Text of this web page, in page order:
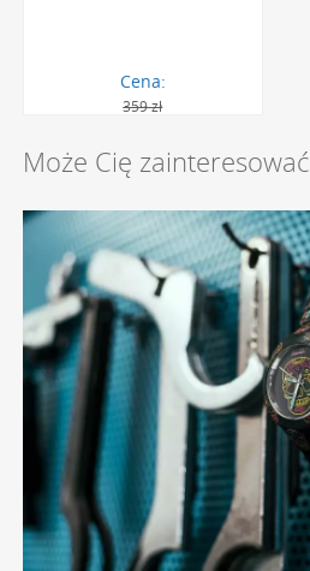
Cena:
359 zł
Może Cię zainteresować